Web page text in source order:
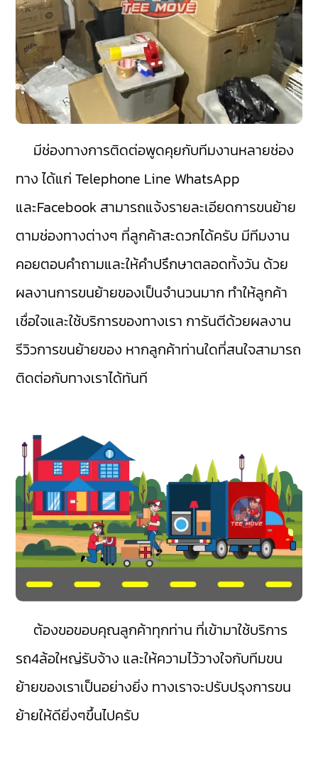
มีช่องทางการติดต่อพูดคุยกับทีมงานหลายช่อง
ทาง ได้แก่ Telephone Line WhatsApp
และFacebook สามารถแจ้งรายละเอียดการขนย้าย
ตามช่องทางต่างๆ ที่ลูกค้าสะดวกได้ครับ มีทีมงาน
คอยตอบคำถามและให้คำปรึกษาตลอดทั้งวัน ด้วย
ผลงานการขนย้ายของเป็นจำนวนมาก ทำให้ลูกค้า
เชื่อใจและใช้บริการของทางเรา การันตีด้วยผลงาน
รีวิวการขนย้ายของ หากลูกค้าท่านใดที่สนใจสามารถ
ติดต่อกับทางเราได้ทันที
ต้องขอขอบคุณลูกค้าทุกท่าน ที่เข้ามาใช้บริการ
รถ4ล้อใหญ่รับจ้าง และให้ความไว้วางใจกับทีมขน
ย้ายของเราเป็นอย่างยิ่ง ทางเราจะปรับปรุงการขน
ย้ายให้ดียิ่งๆขึ้นไปครับ